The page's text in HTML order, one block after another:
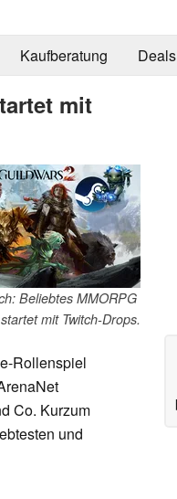
Kaufberatung Deals
mit
Beliebtes MMORPG
mit Twitch-Drops.
Rollenspiel
Co. Kurzum
und